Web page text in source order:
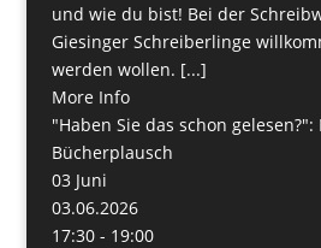
und wie du bist! Bei der
Giesinger Schreiberlinge
werden wollen. [...]
More Info
"Haben Sie das schon
Bücherplausch
03 Juni
03.06.2026
17:30 - 19:00